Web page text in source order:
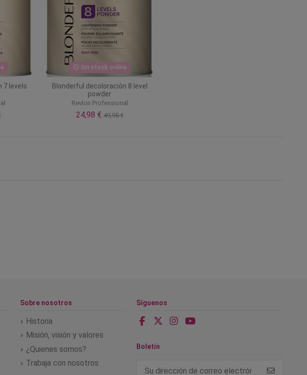
7 levels
Sin stock online
Blonderful decoloración 8 level
powder
Revlon Professional
24,98 € 49,95 €
Sobre nosotros
Historia
Misión, visión y valores
¿Quienes somos?
Trabaja con nosotros
Síguenos
Boletín